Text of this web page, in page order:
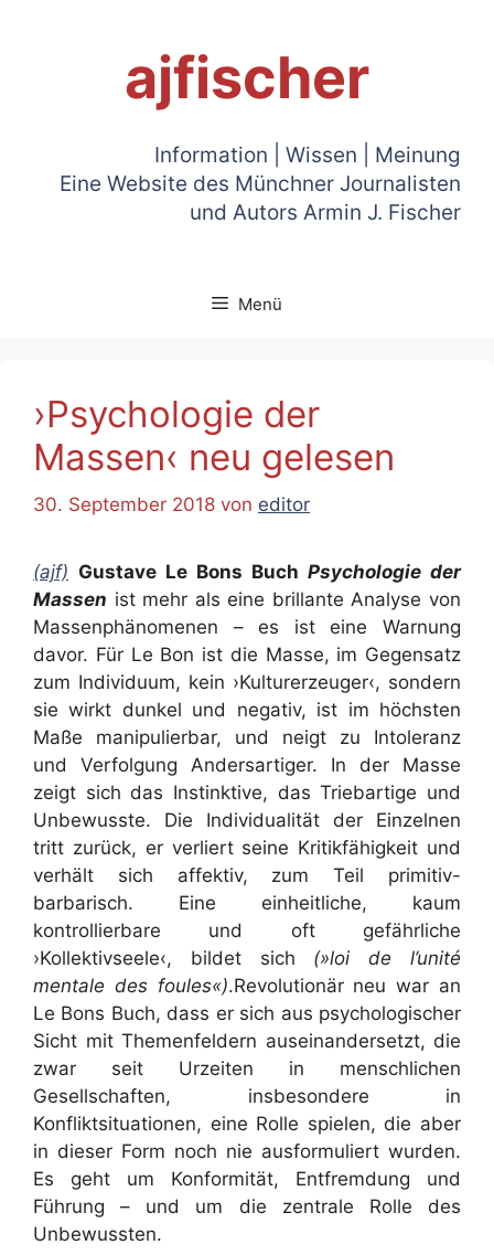
ajfischer
Information | Wissen | Meinung
Eine Website des Münchner Journalisten
und Autors Armin J. Fischer
Menü
›Psychologie der
Massen‹ neu gelesen
30. September 2018 von editor
(ajf) Gustave Le Bons Buch Psychologie der
Massen ist mehr als eine brillante Analyse von
Massenphänomenen – es ist eine Warnung
davor. Für Le Bon ist die Masse, im Gegensatz
zum Individuum, kein ›Kulturerzeuger‹, sondern
sie wirkt dunkel und negativ, ist im höchsten
Maße manipulierbar, und neigt zu Intoleranz
und Verfolgung Andersartiger. In der Masse
zeigt sich das Instinktive, das Triebartige und
Unbewusste. Die Individualität der Einzelnen
tritt zurück, er verliert seine Kritikfähigkeit und
verhält sich affektiv, zum Teil primitiv-
barbarisch. Eine einheitliche, kaum
kontrollierbare und oft gefährliche
›Kollektivseele‹, bildet sich (»loi de l’unité
mentale des foules«).Revolutionär neu war an
Le Bons Buch, dass er sich aus psychologischer
Sicht mit Themenfeldern auseinandersetzt, die
zwar seit Urzeiten in menschlichen
Gesellschaften, insbesondere in
Konfliktsituationen, eine Rolle spielen, die aber
in dieser Form noch nie ausformuliert wurden.
Es geht um Konformität, Entfremdung und
Führung – und um die zentrale Rolle des
Unbewussten.